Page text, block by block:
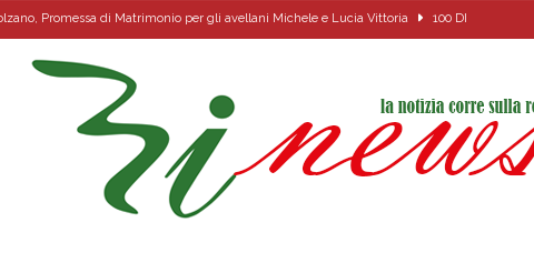
Promessa di Matrimonio per gli avellani Michele e Lucia Vittoria 100 DI
del nuovo “Giglio“ di grano. ALTA IRPINIA
Chi era Carmine Colucci, il 60enne morto tragicamente nel giorno della festa di
l’appello per ritrovarlo ATTUALITA'